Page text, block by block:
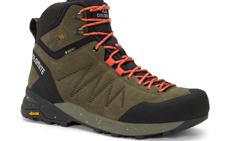
izabrane
stranici
proizvoda.